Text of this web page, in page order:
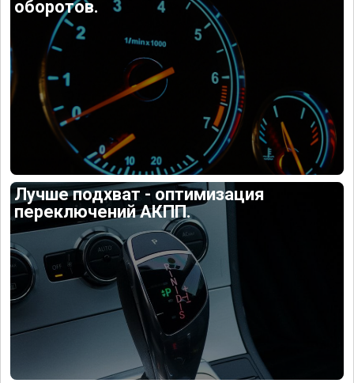
оборотов.
Лучше подхват - оптимизация
переключений АКПП.